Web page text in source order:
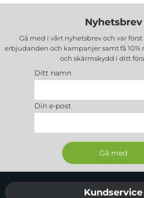
Nyhetsbrev
Gå med i vårt nyhetsbrev och var
erbjudanden och kampanjer samt få 10%
och skärmskydd i ditt
Ditt namn
Din e-post
Sidfot Blandad info
Kundservice